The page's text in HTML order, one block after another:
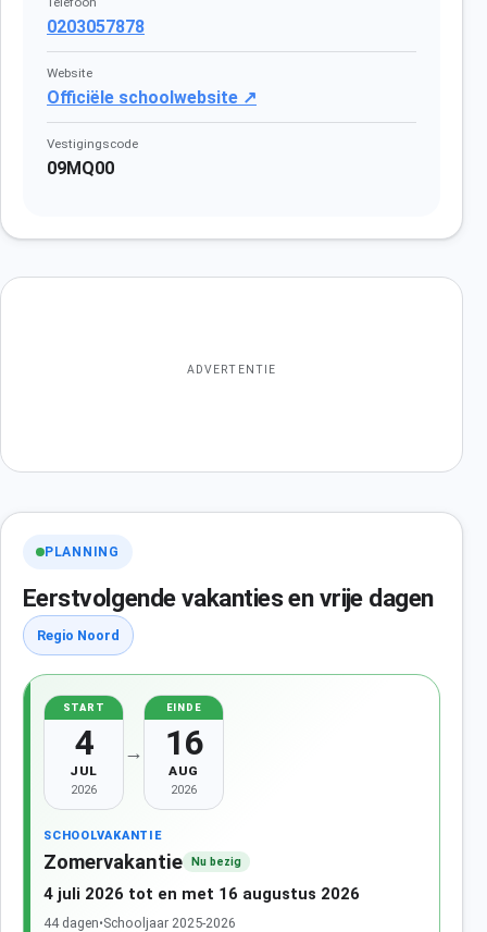
0203057878
Website
Officiële schoolwebsite ↗
Vestigingscode
09MQ00
ADVERTENTIE
PLANNING
Eerstvolgende vakanties en vrije dagen
Regio Noord
START
4
JUL
2026
→
EINDE
16
AUG
2026
SCHOOLVAKANTIE
Zomervakantie Nu bezig
4 juli 2026 tot en met 16 augustus 2026
44 dagen•Schooljaar 2025-2026